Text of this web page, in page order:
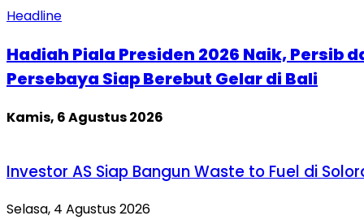
Headline
Hadiah Piala Presiden 2026 Naik, Persib
Persebaya Siap Berebut Gelar di Bali
Kamis, 6 Agustus 2026
Investor AS Siap Bangun Waste to Fuel di
Selasa, 4 Agustus 2026